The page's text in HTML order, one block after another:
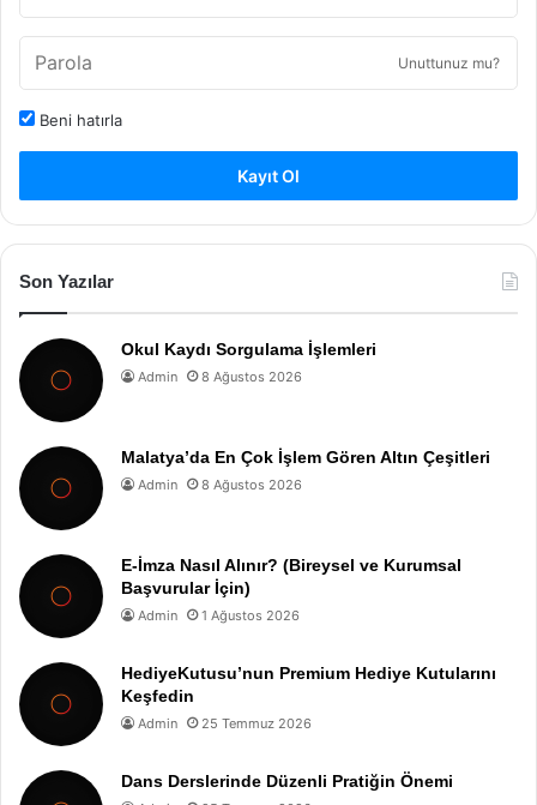
Unuttunuz mu?
Beni hatırla
Kayıt Ol
Son Yazılar
Okul Kaydı Sorgulama İşlemleri
Admin 8 Ağustos 2026
Malatya’da En Çok İşlem Gören Altın Çeşitleri
Admin 8 Ağustos 2026
E-İmza Nasıl Alınır? (Bireysel ve Kurumsal
Başvurular İçin)
Admin 1 Ağustos 2026
HediyeKutusu’nun Premium Hediye Kutularını
Keşfedin
Admin 25 Temmuz 2026
Dans Derslerinde Düzenli Pratiğin Önemi